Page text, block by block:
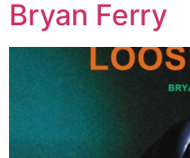
Bryan Ferry